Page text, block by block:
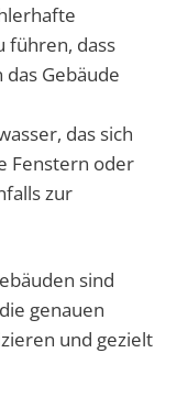
führen, dass
Gebäude
das sich
Fenstern oder
zur
sind
genauen
und gezielt